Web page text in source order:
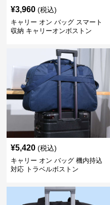
¥3,960 (税込)
キャリー オン バッグ スマート
収納 キャリーオンボストン
¥5,420 (税込)
キャリー オン バッグ 機内持込
対応 トラベルボストン